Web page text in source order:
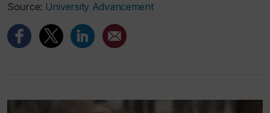
Source: University Advancement